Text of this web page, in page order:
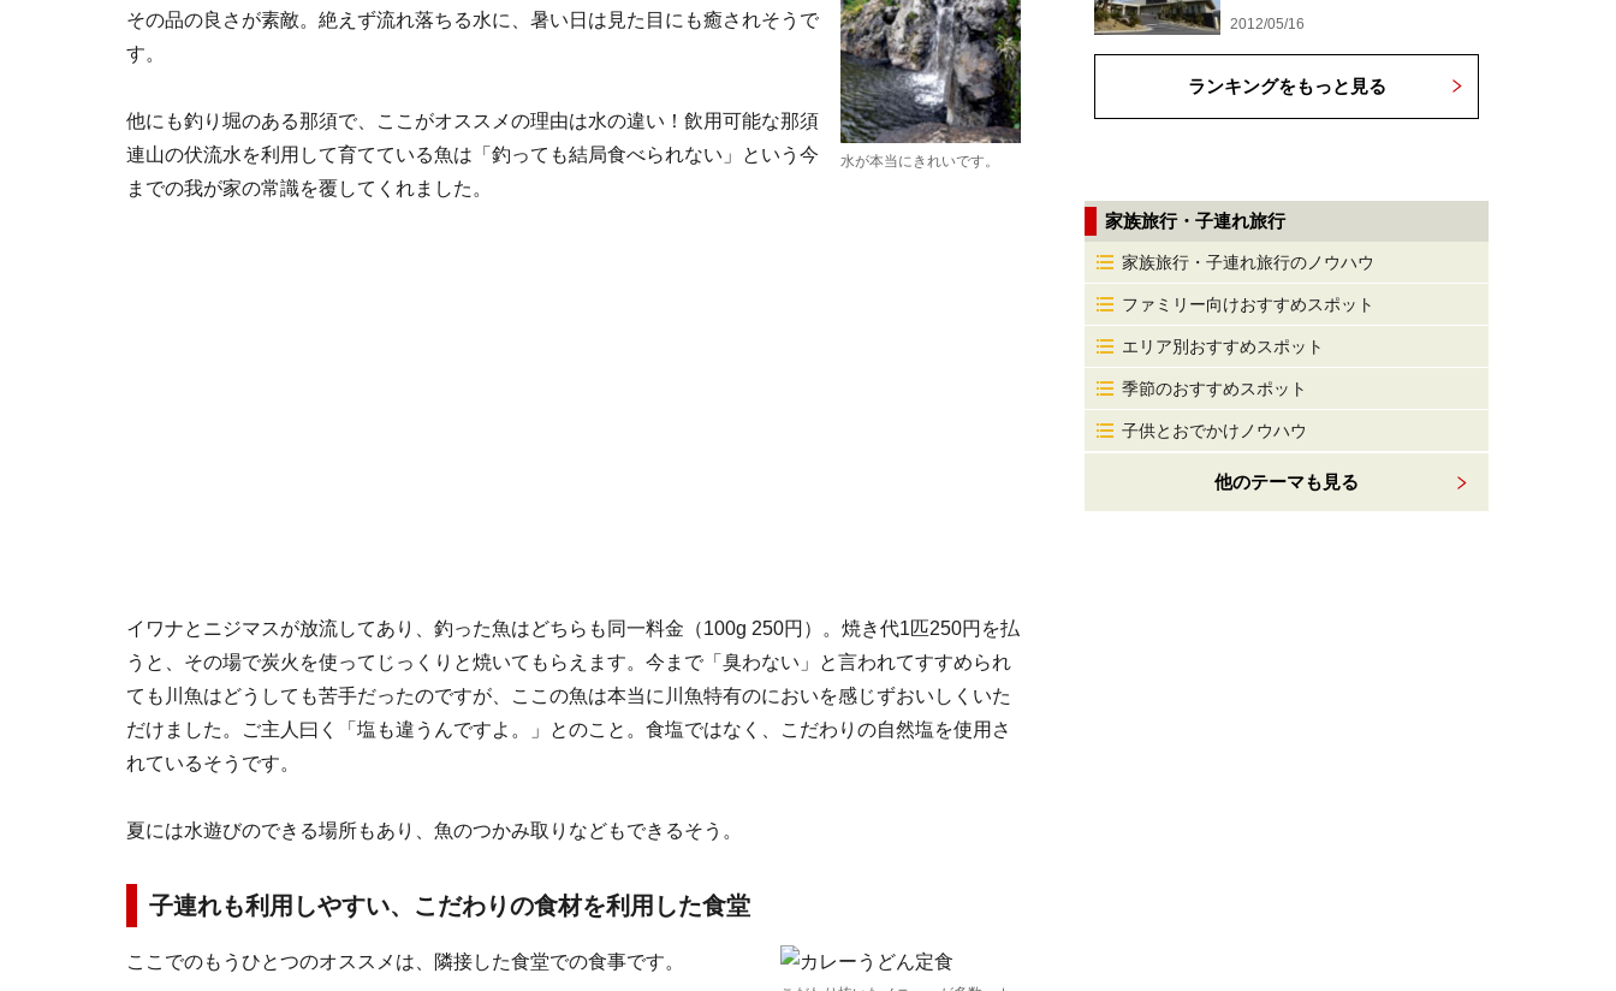
水が本当にきれいです。
その品の良さが素敵。絶えず流れ落ちる水に、暑い日は見た目にも癒されそうで
す。
他にも釣り堀のある那須で、ここがオススメの理由は水の違い！飲用可能な那須
連山の伏流水を利用して育てている魚は「釣っても結局食べられない」という今
までの我が家の常識を覆してくれました。
イワナとニジマスが放流してあり、釣った魚はどちらも同一料金（100g 250円）。焼き代1匹250円を払
うと、その場で炭火を使ってじっくりと焼いてもらえます。今まで「臭わない」と言われてすすめられ
ても川魚はどうしても苦手だったのですが、ここの魚は本当に川魚特有のにおいを感じずおいしくいた
だけました。ご主人曰く「塩も違うんですよ。」とのこと。食塩ではなく、こだわりの自然塩を使用さ
れているそうです。
夏には水遊びのできる場所もあり、魚のつかみ取りなどもできるそう。
子連れも利用しやすい、こだわりの食材を利用した食堂
ここでのもうひとつのオススメは、隣接した食堂での食事です。
2012/05/16
ランキングをもっと見る
家族旅行・子連れ旅行
家族旅行・子連れ旅行のノウハウ
ファミリー向けおすすめスポット
エリア別おすすめスポット
季節のおすすめスポット
子供とおでかけノウハウ
他のテーマも見る